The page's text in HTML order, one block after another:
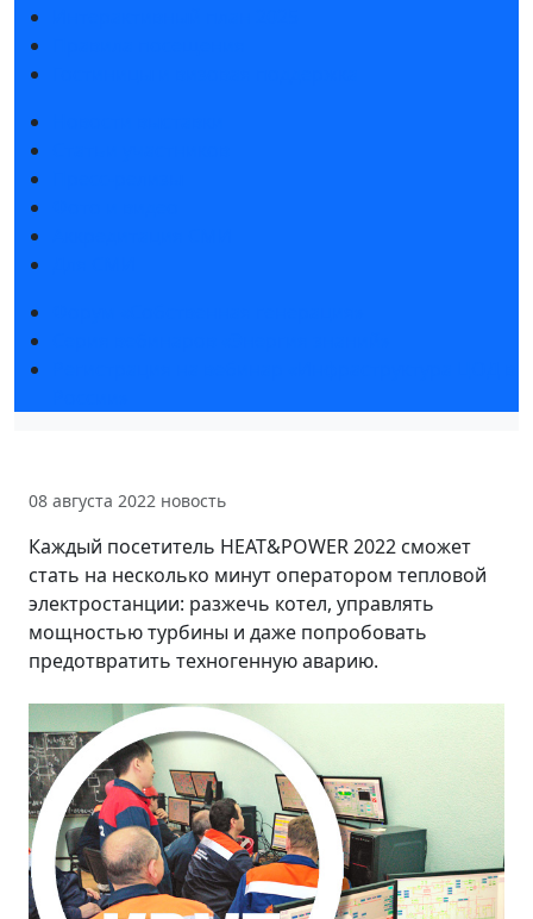
08 августа 2022 новость
Каждый посетитель HEAT&POWER 2022 сможет
стать на несколько минут оператором тепловой
электростанции: разжечь котел, управлять
мощностью турбины и даже попробовать
предотвратить техногенную аварию.